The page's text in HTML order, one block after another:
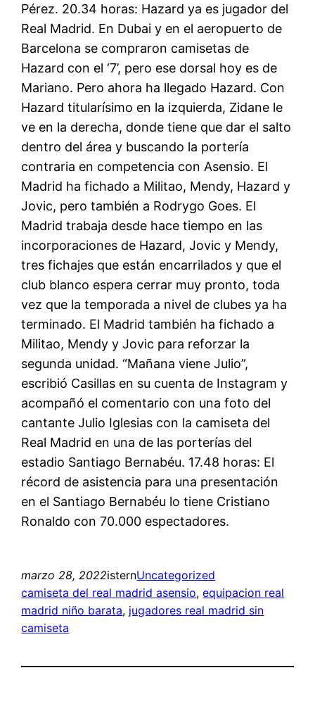
Pérez. 20.34 horas: Hazard ya es jugador del
Real Madrid. En Dubai y en el aeropuerto de
Barcelona se compraron camisetas de
Hazard con el ‘7’, pero ese dorsal hoy es de
Mariano. Pero ahora ha llegado Hazard. Con
Hazard titularísimo en la izquierda, Zidane le
ve en la derecha, donde tiene que dar el salto
dentro del área y buscando la portería
contraria en competencia con Asensio. El
Madrid ha fichado a Militao, Mendy, Hazard y
Jovic, pero también a Rodrygo Goes. El
Madrid trabaja desde hace tiempo en las
incorporaciones de Hazard, Jovic y Mendy,
tres fichajes que están encarrilados y que el
club blanco espera cerrar muy pronto, toda
vez que la temporada a nivel de clubes ya ha
terminado. El Madrid también ha fichado a
Militao, Mendy y Jovic para reforzar la
segunda unidad. “Mañana viene Julio”,
escribió Casillas en su cuenta de Instagram y
acompañó el comentario con una foto del
cantante Julio Iglesias con la camiseta del
Real Madrid en una de las porterías del
estadio Santiago Bernabéu. 17.48 horas: El
récord de asistencia para una presentación
en el Santiago Bernabéu lo tiene Cristiano
Ronaldo con 70.000 espectadores.
marzo 28, 2022isternUncategorized
camiseta del real madrid asensio, equipacion real
madrid niño barata, jugadores real madrid sin
camiseta